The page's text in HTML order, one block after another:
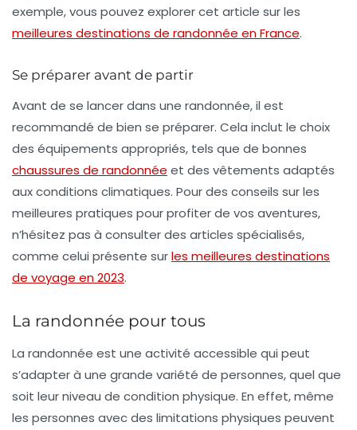
exemple, vous pouvez explorer cet article sur les
meilleures destinations de randonnée en France.
Se préparer avant de partir
Avant de se lancer dans une randonnée, il est
recommandé de bien se préparer. Cela inclut le choix
des équipements appropriés, tels que de bonnes
chaussures de randonnée et des vêtements adaptés
aux conditions climatiques. Pour des conseils sur les
meilleures pratiques pour profiter de vos aventures,
n’hésitez pas à consulter des articles spécialisés,
comme celui présente surles meilleures destinations
de voyage en 2023.
La randonnée pour tous
La randonnée est une activité accessible qui peut
s’adapter à une grande variété de personnes, quel que
soit leur niveau de condition physique. En effet, même
les personnes avec des limitations physiques peuvent